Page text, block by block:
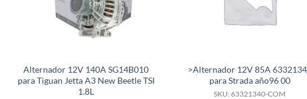
Alternador 12V 140A SG14B010
para Tiguan Jetta A3 New Beetle TSI
1.8L
>Alternador 12V 85A
para Strada año96 00
SKU: 63321340-COM